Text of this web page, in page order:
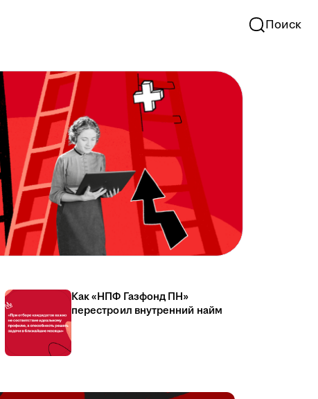
Поиск
Как «НПФ Газфонд ПН»
перестроил внутренний найм